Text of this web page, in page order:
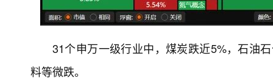
31个申万一级行业中，煤炭跌近5%，石油
料等微跌。